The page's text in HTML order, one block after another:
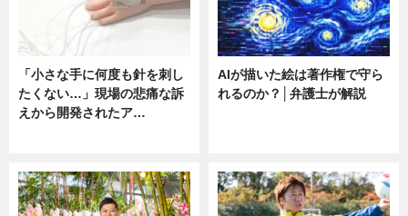
「小さな手に何度も針を刺し
たくない…」現場の悲痛な訴
えから開発されたア…
AIが描いた絵は著作権で守ら
れるのか？│弁護士が解説